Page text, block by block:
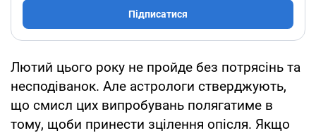
Підписатися
Лютий цього року не пройде без потрясінь та
несподіванок. Але астрологи стверджують,
що смисл цих випробувань полягатиме в
тому, щоби принести зцілення опісля. Якщо